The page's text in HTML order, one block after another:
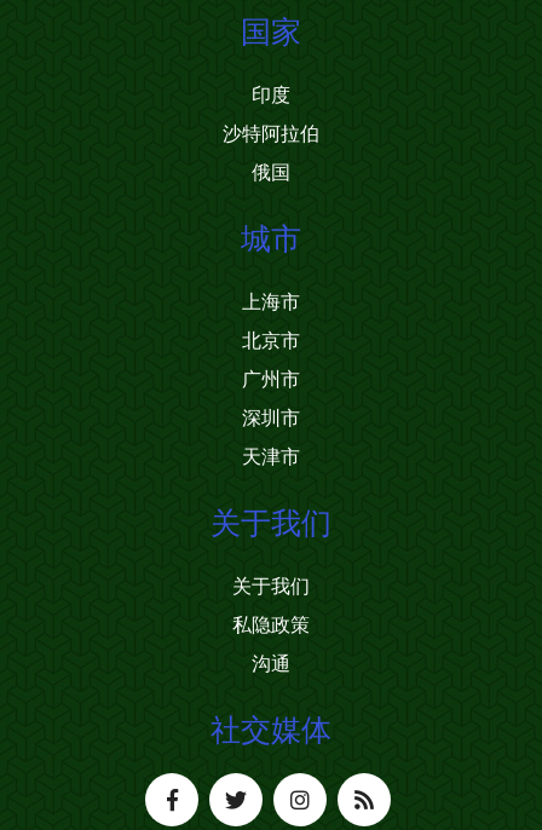
国家
印度
沙特阿拉伯
俄国
城市
上海市
北京市
广州市
深圳市
天津市
关于我们
关于我们
私隐政策
沟通
社交媒体